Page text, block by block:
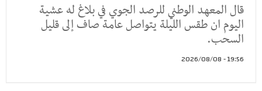
قال المعهد الوطني للرصد الجوي في بلاغ له عشية
اليوم ان طقس الليلة يتواصل عامة صاف إلى قليل
السحب.
19:56 - 2026/08/08